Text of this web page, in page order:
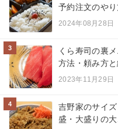
予約注文のやり
2024年08月28日
3
くら寿司の裏
方法・頼み方と
2023年11月29日
4
吉野家のサイ
盛・大盛りの大